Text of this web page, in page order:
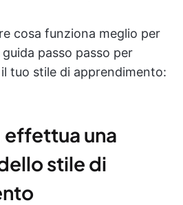
cosa funziona meglio per
passo passo per
tuo stile di apprendimento:
effettua una
stile di